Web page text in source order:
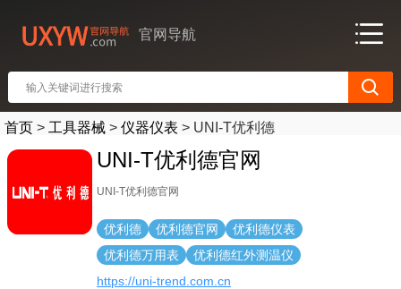
官网导航
首页 > 工具器械 > 仪器仪表 > UNI-T优利德
UNI-T优利德官网
UNI-T优利德官网
优利德 优利德官网
优利德仪表
优利德万用表
优利德红外测温仪
https://uni-trend.com.cn